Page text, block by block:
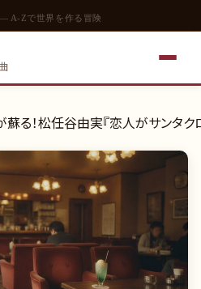
— A-Zで世界を作る冒険
蘇る！松任谷由実『恋人がサンタ